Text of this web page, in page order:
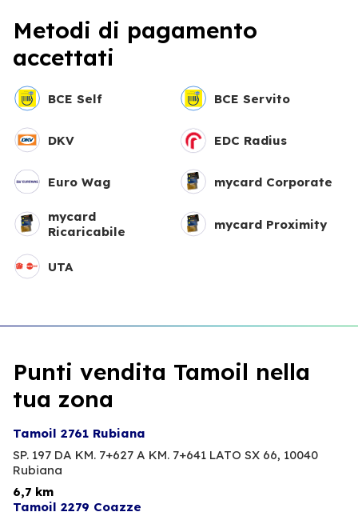
Metodi di pagamento
accettati
BCE Self BCE Servito
DKV EDC Radius
Euro Wag mycard Corporate
mycard
Ricaricabile
mycard Proximity
UTA
Punti vendita Tamoil nella
tua zona
Tamoil 2761 Rubiana
SP. 197 DA KM. 7+627 A KM. 7+641 LATO SX 66, 10040
Rubiana
6,7 km
Tamoil 2279 Coazze